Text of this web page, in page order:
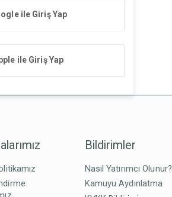
ile Giriş Yap
ile Giriş Yap
Bildirimler
Nasıl Yatırımcı Olunur?
Kamuyu Aydınlatma